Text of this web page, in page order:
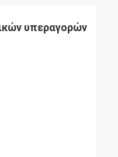
υπεραγορών